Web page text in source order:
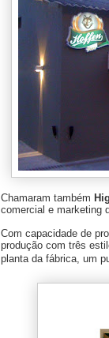
Chamaram também
comercial e marketing
Com capacidade de
produção com três
planta da fábrica, um